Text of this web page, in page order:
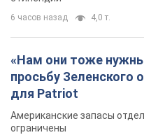
6 часов назад 4,0 т.
«Нам они тоже
просьбу Зеленского
для Patriot
Американские запасы
ограничены